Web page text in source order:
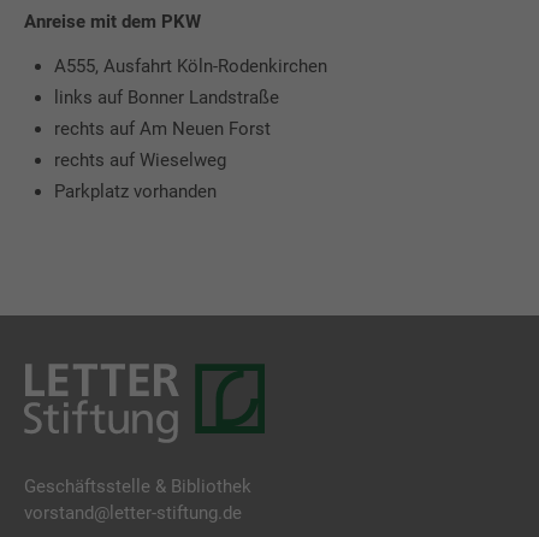
Anreise mit dem PKW
A555, Ausfahrt Köln-Rodenkirchen
links auf Bonner Landstraße
rechts auf Am Neuen Forst
rechts auf Wieselweg
Parkplatz vorhanden
Geschäftsstelle & Bibliothek
vorstand@letter-stiftung.de